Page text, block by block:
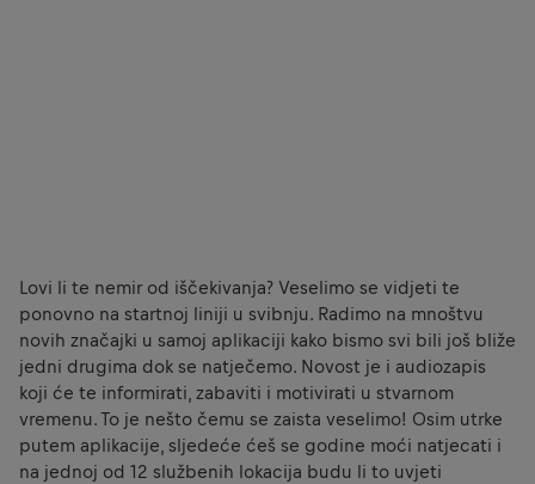
Lovi li te nemir od iščekivanja? Veselimo se vidjeti te
ponovno na startnoj liniji u svibnju. Radimo na mnoštvu
novih značajki u samoj aplikaciji kako bismo svi bili još bliže
jedni drugima dok se natječemo. Novost je i audiozapis
koji će te informirati, zabaviti i motivirati u stvarnom
vremenu. To je nešto čemu se zaista veselimo! Osim utrke
putem aplikacije, sljedeće ćeš se godine moći natjecati i
na jednoj od 12 službenih lokacija budu li to uvjeti